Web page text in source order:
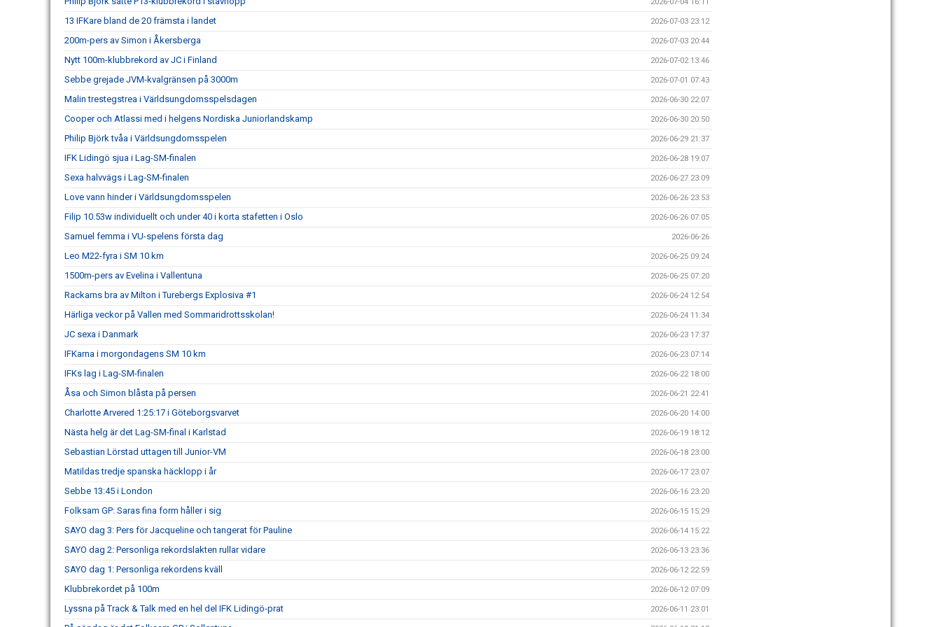
13 IFKare bland de 20 främsta i landet 2026-07-03 23:12
200m-pers av Simon i Åkersberga 2026-07-03 20:44
Nytt 100m-klubbrekord av JC i Finland 2026-07-02 13:46
Sebbe grejade JVM-kvalgränsen på 3000m 2026-07-01 07:43
Malin trestegstrea i Världsungdomsspelsdagen 2026-06-30 22:07
Cooper och Atlassi med i helgens Nordiska Juniorlandskamp 2026-06-30 20:50
Philip Björk tvåa i Världsungdomsspelen 2026-06-29 21:37
IFK Lidingö sjua i Lag-SM-finalen 2026-06-28 19:07
Sexa halvvägs i Lag-SM-finalen 2026-06-27 23:09
Love vann hinder i Världsungdomsspelen 2026-06-26 23:53
Filip 10.53w individuellt och under 40 i korta stafetten i Oslo 2026-06-26 07:05
Samuel femma i VU-spelens första dag 2026-06-26
Leo M22-fyra i SM 10 km 2026-06-25 09:24
1500m-pers av Evelina i Vallentuna 2026-06-25 07:20
Rackarns bra av Milton i Turebergs Explosiva #1 2026-06-24 12:54
Härliga veckor på Vallen med Sommaridrottsskolan! 2026-06-24 11:34
JC sexa i Danmark 2026-06-23 17:37
IFKarna i morgondagens SM 10 km 2026-06-23 07:14
IFKs lag i Lag-SM-finalen 2026-06-22 18:00
Åsa och Simon blåsta på persen 2026-06-21 22:41
Charlotte Arvered 1:25:17 i Göteborgsvarvet 2026-06-20 14:00
Nästa helg är det Lag-SM-final i Karlstad 2026-06-19 18:12
Sebastian Lörstad uttagen till Junior-VM 2026-06-18 23:00
Matildas tredje spanska häcklopp i år 2026-06-17 23:07
Sebbe 13:45 i London 2026-06-16 23:20
Folksam GP: Saras fina form håller i sig 2026-06-15 15:29
SAYO dag 3: Pers för Jacqueline och tangerat för Pauline 2026-06-14 15:22
SAYO dag 2: Personliga rekordslakten rullar vidare 2026-06-13 23:36
SAYO dag 1: Personliga rekordens kväll 2026-06-12 22:59
Klubbrekordet på 100m 2026-06-12 07:09
Lyssna på Track & Talk med en hel del IFK Lidingö-prat 2026-06-11 23:01